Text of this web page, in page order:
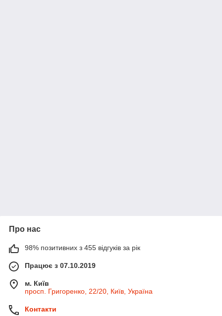
Про нас
98% позитивних з 455 відгуків за рік
Працює з 07.10.2019
м. Київ
просп. Григоренко, 22/20, Київ, Україна
Контакти